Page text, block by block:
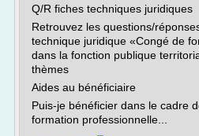
Q/R fiches techniques juridiques
Retrouvez les questions/
technique juridique «Congé de
dans la fonction publique
thèmes
Aides au bénéficiaire
Puis-je bénéficier dans le cadre
formation professionnelle...